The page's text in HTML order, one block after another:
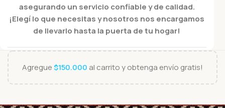
asegurando un servicio confiable y de calidad.
¡Elegí lo que necesitas y nosotros nos encargamos
de llevarlo hasta la puerta de tu hogar!
Agregue$150.000 al carrito y obtenga envío gratis!